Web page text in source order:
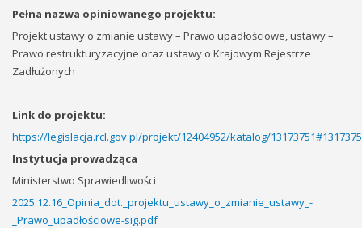
Pełna nazwa opiniowanego projektu:
Projekt ustawy o zmianie ustawy – Prawo upadłościowe, ustawy –
Prawo restrukturyzacyjne oraz ustawy o Krajowym Rejestrze
Zadłużonych
Link do projektu:
https://legislacja.rcl.gov.pl/projekt/12404952/katalog/
Instytucja prowadząca
Ministerstwo Sprawiedliwości
2025.12.16_Opinia_dot._projektu_ustawy_o_zmianie_ustawy_-
_Prawo_upadłościowe-sig.pdf